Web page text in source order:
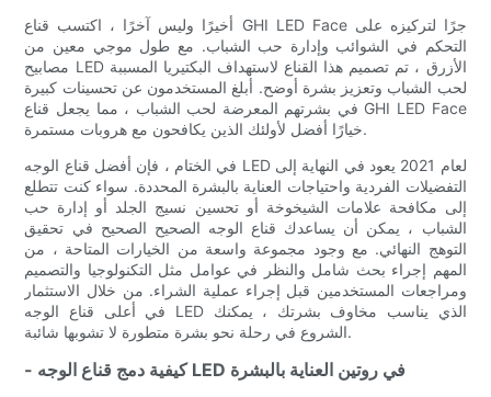
أخيرًا وليس آخرًا ، اكتسب قناع GHI LED Face جرًا لتركيزه على
التحكم في الشوائب وإدارة حب الشباب. مع طول موجي معين من
مصابيح LED الأزرق ، تم تصميم هذا القناع لاستهداف البكتيريا المسببة
لحب الشباب وتعزيز بشرة أوضح. أبلغ المستخدمون عن تحسينات كبيرة
في بشرتهم المعرضة لحب الشباب ، مما يجعل قناع GHI LED Face
خيارًا أفضل لأولئك الذين يكافحون مع هروبات مستمرة.
في الختام ، فإن أفضل قناع الوجه LED لعام 2021 يعود في النهاية إلى
التفضيلات الفردية واحتياجات العناية بالبشرة المحددة. سواء كنت تتطلع
إلى مكافحة علامات الشيخوخة أو تحسين نسيج الجلد أو إدارة حب
الشباب ، يمكن أن يساعدك قناع الوجه الصحيح الصحيح في تحقيق
التوهج النهائي. مع وجود مجموعة واسعة من الخيارات المتاحة ، من
المهم إجراء بحث شامل والنظر في عوامل مثل التكنولوجيا والتصميم
ومراجعات المستخدمين قبل إجراء عملية الشراء. من خلال الاستثمار
في أعلى قناع الوجه LED الذي يناسب مخاوف بشرتك ، يمكنك
الشروع في رحلة نحو بشرة متطورة لا تشوبها شائبة.
- كيفية دمج قناع الوجه LED في روتين العناية بالبشرة